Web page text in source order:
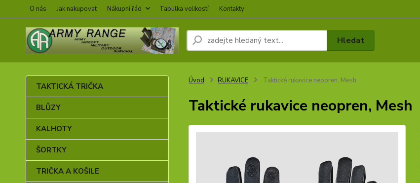
O nás Jak nakupovat Nákupní řád Tabulka velikostí Kontakty
Hledat
TAKTICKÁ TRIČKA
BLŮZY
KALHOTY
ŠORTKY
TRIČKA A KOŠILE
Úvod RUKAVICE Taktické rukavice neopren, Mesh
Taktické rukavice neopren, Mesh